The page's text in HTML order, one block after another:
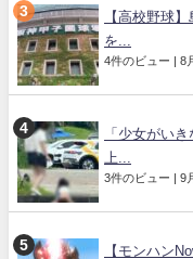
【高校野球
を...
4件のビュー | 8
「少女がい
上...
3件のビュー | 9
【モンハン